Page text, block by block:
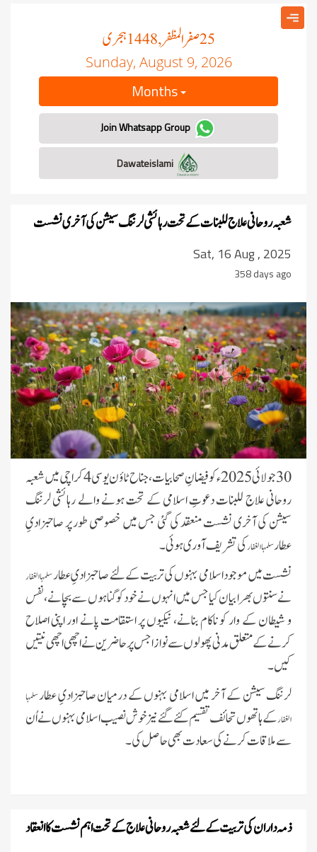
25صفر المظفر, 1448 ہجری
Sunday, August 9, 2026
Months
Join Whatsapp Group
شعبہ روحانی علاج للبنات کے تحت رہائشی لرننگ سیشن کی آخری نشست
Sat, 16 Aug , 2025
358 days ago
30 جولائی 2025ء کو فیضانِ صحابیات،
جناح ٹاؤن یوسی 4 کراچی میں شعبہ
روحانی علاج للبنات دعوتِ اسلامی کے تحت ہونے والے رہائشی لرننگ
سیشن کی آخری نشست منعقد کی گئی جس میں خصوصی طور پر صاحبزادیِ
عطارسلمہا الغفارکی تشریف آوری ہوئی۔
نشست میں موجود اسلامی بہنوں کی تربیت کے لئے صاحبزادیِ عطارسلمہا الغفار
نے سنتوں بھرا بیان کیا جس میں انہوں نے خود کو گناہوں سے بچانے، نفس
و شیطان کے وار کو ناکام بنانے، نیکیوں پر استقامت پانے اور اپنی اصلاح
کرنے کے متعلق مدنی پھولوں سے نوازا جس پر حاضرین نے اچھی اچھی نیتیں
کیں۔
لرننگ سیشن کے آخر میں اسلامی بہنوں کے درمیان صاحبزادیِ عطارسلمہا
الغفارکے ہاتھوں تحائف تقسیم کئے گئے نیز خوش نصیب اسلامی بہنوں نے اُن
سے ملاقات کرنے کی سعادت بھی حاصل کی۔
ذمہ داران کی تربیت کے لئے شعبہ روحانی علاج کے تحت اہم نشست کا انعقاد